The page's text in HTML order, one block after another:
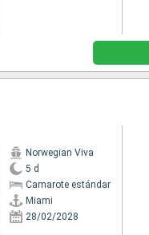
Norwegian Viva
5 d
Camarote estándar
Miami
28/02/2028